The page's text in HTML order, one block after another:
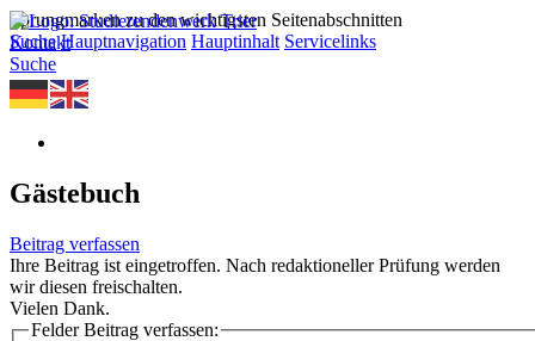
Sprungmarken zu den wichtigsten Seitenabschnitten
Suche Hauptnavigation Hauptinhalt Servicelinks
Kontakt
Suche
Gästebuch
Beitrag verfassen
Ihre Beitrag ist eingetroffen. Nach redaktioneller Prüfung werden
wir diesen freischalten.
Vielen Dank.
Felder Beitrag verfassen: